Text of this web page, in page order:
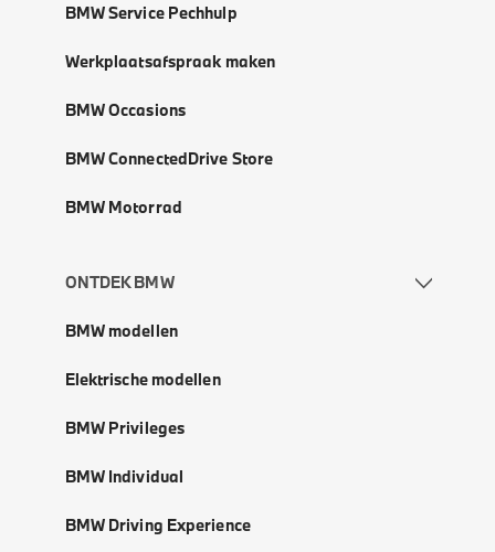
BMW Service Pechhulp
Werkplaatsafspraak maken
BMW Occasions
BMW ConnectedDrive Store
BMW Motorrad
ONTDEK BMW
BMW modellen
Elektrische modellen
BMW Privileges
BMW Individual
BMW Driving Experience